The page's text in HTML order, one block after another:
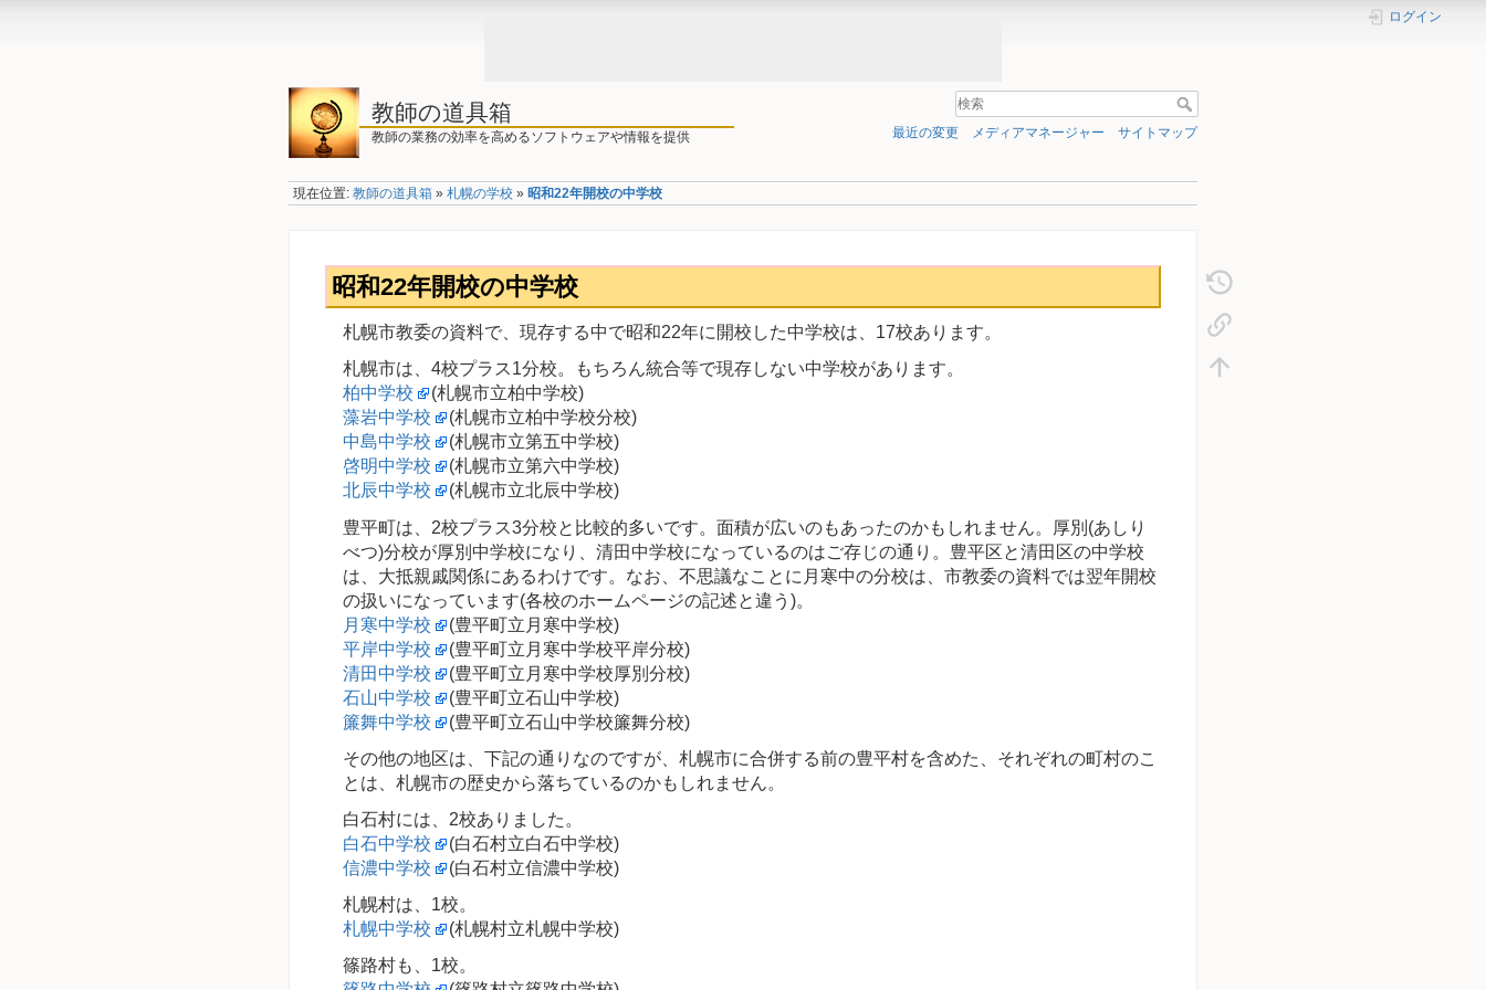
教師の道具箱
教師の業務の効率を高めるソフトウェアや情報を提供
ログイン
最近の変更 メディアマネージャー サイトマップ
現在位置:教師の道具箱 »札幌の学校 » 昭和22年開校の中学校
昭和22年開校の中学校
札幌市教委の資料で、現存する中で昭和22年に開校した中学校は、17校あります。
札幌市は、4校プラス1分校。もちろん統合等で現存しない中学校があります。
柏中学校
(札幌市立柏中学校)
藻岩中学校
(札幌市立柏中学校分校)
中島中学校
(札幌市立第五中学校)
啓明中学校
(札幌市立第六中学校)
北辰中学校
(札幌市立北辰中学校)
豊平町は、2校プラス3分校と比較的多いです。面積が広いのもあったのかもしれません。厚別(あしり
べつ)分校が厚別中学校になり、清田中学校になっているのはご存じの通り。豊平区と清田区の中学校
は、大抵親戚関係にあるわけです。なお、不思議なことに月寒中の分校は、市教委の資料では翌年開校
の扱いになっています(各校のホームページの記述と違う)。
月寒中学校
(豊平町立月寒中学校)
平岸中学校
(豊平町立月寒中学校平岸分校)
清田中学校
(豊平町立月寒中学校厚別分校)
石山中学校
(豊平町立石山中学校)
簾舞中学校
(豊平町立石山中学校簾舞分校)
その他の地区は、下記の通りなのですが、札幌市に合併する前の豊平村を含めた、それぞれの町村のこ
とは、札幌市の歴史から落ちているのかもしれません。
白石村には、2校ありました。
白石中学校
(白石村立白石中学校)
信濃中学校
(白石村立信濃中学校)
札幌村は、1校。
札幌中学校
(札幌村立札幌中学校)
篠路村も、1校。